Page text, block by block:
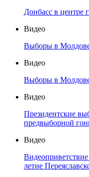
Донбасс в центре
Видео
Выборы в
Видео
Выборы в
Видео
Президентские
предвыборной
Видео
летие